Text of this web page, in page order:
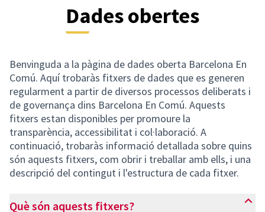
Dades obertes
Benvinguda a la pàgina de dades oberta Barcelona En
Comú. Aquí trobaràs fitxers de dades que es generen
regularment a partir de diversos processos deliberats i
de governança dins Barcelona En Comú. Aquests
fitxers estan disponibles per promoure la
transparència, accessibilitat i col·laboració. A
continuació, trobaràs informació detallada sobre quins
són aquests fitxers, com obrir i treballar amb ells, i una
descripció del contingut i l'estructura de cada fitxer.
Què són aquests fitxers?